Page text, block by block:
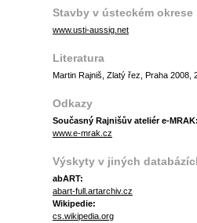
Stavby v ústeckém okrese
www.usti-aussig.net
Literatura
Martin Rajniš, Zlatý řez, Praha 2008,
Odkazy
Současný Rajnišův ateliér e-
www.e-mrak.cz
Výskyty v jiných
abART:
abart-full.artarchiv.cz
Wikipedie:
cs.wikipedia.org